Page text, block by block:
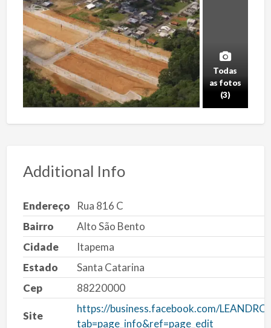
Todas
as fotos
(3)
Additional Info
Endereço
Rua 816 C
Bairro
Alto São Bento
Cidade
Itapema
Estado
Santa Catarina
Cep
88220000
Site
https://business.facebook.com/
tab=page_info&ref=page_edit